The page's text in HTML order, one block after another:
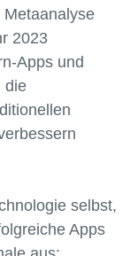
2023
Apps und
die
selbst,
Apps